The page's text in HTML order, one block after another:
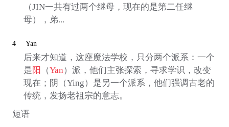
（JIN一共有过两个继母，现在的是第二任继
母），弟...
4 Yan
后来才知道，这座魔法学校，只分两个派系：一个
是阳 （Yan）派，他们主张探索，寻求学识，改变
现在；阴（Ying）是另一个派系，他们强调古老的
传统，发扬老祖宗的意志。
短语